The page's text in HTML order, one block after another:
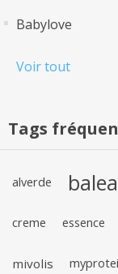
Babylove
Voir tout
Tags
alverde balea
creme essence
mivolis